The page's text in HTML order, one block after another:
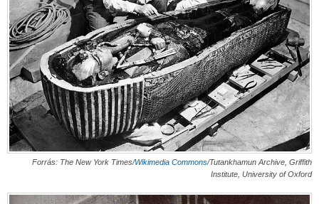
Forrás: The New York Times/Wikimedia Commons/Tutankhamun Archive, Griffith
Institute, University of Oxford